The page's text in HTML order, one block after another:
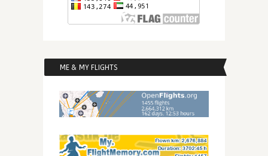
ME & MY FLIGHTS